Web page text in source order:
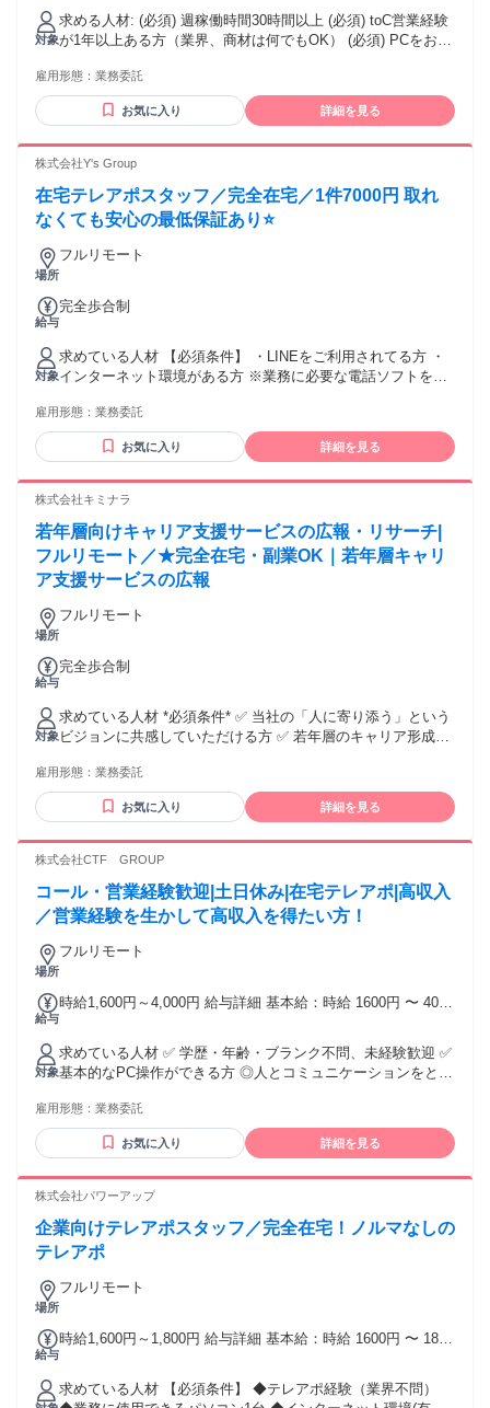
上 ・入社1ヶ月目で月150万円以上の報酬稼ぐ方もいます！ ＜
給与例＞ Aさん（34歳／女性／入社1ヶ月／前職キャリアアド
バイザー）月収150万円 Bさん（26歳／男性／入社2ヶ月／前
職ホスト）月収50万円 Cさん（29歳／入社4ヶ月／前職個人事
対象
求める人材: (必須) 週稼働時間30時間以上 (必須) toC営業経験
が1年以上ある方（業界、商材は何でもOK） (必須) PCをお持
中！】 ※一つでも当てはまっていればお話ししましょう！ ・
成果が報酬に直結する仕事をしたい方 ・困っている方を助け
る仕事に興味がある方 ・素直で熱量がある方 ・正社員からフ
企業で働きたい方 ・営業力、提案力、コミュニケーション能
業、訪問営業、無形商材営業などの経験がある方 ・20代30代
の若いうちから稼ぎたい方 【活躍が難しい方】 ・隙間時間に
たい方
雇用形態： 業務委託
お気に入り 詳細を見る
株式会社Y's Group
在宅テレアポスタッフ／完全在宅／1件7000円 取れ
なくても安心の最低保証あり⭐
場所
フルリモート
給与
完全歩合制
対象
求めている人材 【必須条件】 ・LINEをご利用されてる方 ・
インターネット環境がある方 ※業務に必要な電話ソフトをパ
設定サポートを行いますのでご安心ください） ※PCをお持ち
でない方もご相談ください （貸出制度あり／条件あり）
※MacBook。スマホ対応不可 【歓迎条件】 ・未経験歓迎 ・
定した収入を目指したい方 ・コツコツ取り組める方
雇用形態： 業務委託
お気に入り 詳細を見る
株式会社キミナラ
若年層向けキャリア支援サービスの広報・リサーチ|
フルリモート／★完全在宅・副業OK｜若年層キャリ
ア支援サービスの広報
場所
フルリモート
給与
完全歩合制
対象
求めている人材 *必須条件* ✅ 当社の「人に寄り添う」という
ビジョンに共感していただける方 ✅ 若年層のキャリア形成支
* ✨ SNS等での発信活動や、コミュニティの運営経験がある
方 ✨ 将来、人材業界やキャリアコンサルタントを目指してい
る方 ✨ フリーランス、主婦(主夫)、副業をお探しの方 ●-● *こ
話すこと・人の役に立つことが好きな方 ● スキルアップしな
雇用形態： 業務委託
お気に入り 詳細を見る
株式会社CTF GROUP
コール・営業経験歓迎|土日休み|在宅テレアポ|高収入
／営業経験を生かして高収入を得たい方！
場所
フルリモート
給与
時給1,600円～4,000円 給与詳細 基本給：時給 1600円 〜 4000
る） スキル・成果次第で時給UP！
対象
求めている人材 ✅ 学歴・年齢・ブランク不問、未経験歓迎 ✅
基本的なPC操作ができる方 ◎人とコミュニケーションをとる
雇用形態： 業務委託
お気に入り 詳細を見る
株式会社パワーアップ
企業向けテレアポスタッフ／完全在宅！ノルマなしの
テレアポ
場所
フルリモート
給与
時給1,600円～1,800円 給与詳細 基本給：時給 1600円 〜 1800
収入が増える コール課金制度 ・アポ獲得インセンティブあり
・獲得アポからの成約ボーナス1万円！
求めている人材 【必須条件】 ◆テレアポ経験（業界不問）